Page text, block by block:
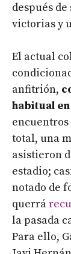
después
victorias y
El actual
anfitrión,
habitual
encuentros
total, una
asistieron
estadio;
notado de
querrá
la pasada
Para ello,